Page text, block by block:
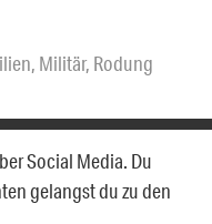
, Militär, Rodung
Social Media. Du
gelangst du zu den